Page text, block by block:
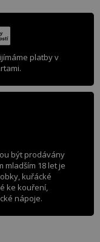
platby v
být prodávány
mladším 18 let je
kuřácké
ke kouření,
nápoje.